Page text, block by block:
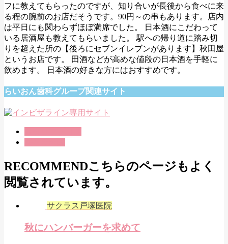
フに教えてもらったのですが、知り合いが長後から食べに来
る程の腕前のお店だそうです。90円～の串もあります。店内
は平日にも関わらずほぼ満席でした。 日本酒にこだわって
いる居酒屋も教えてもらいました。 駅への帰り道に踏み切
りを超えた所の【後ろにセブンイレブンがあります】秋田屋
というお店です。 田酒などが高めな値段の日本酒を手軽に
飲めます。 日本酒の好きな方にはおすすめです。
らいおん歯科グループ関連サイト
RECOMMENDこちらのページもよく
閲覧されています。
サクラス戸塚医院
秋にハンバーガーを求めて